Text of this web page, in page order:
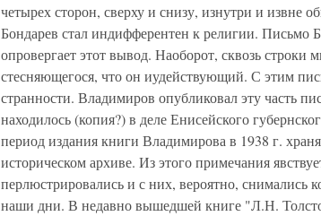
четырех сторон, сверху и снизу, изнутри и извне
Бондарев стал индифферентен к религии. Письмо
опровергает этот вывод. Наоборот, сквозь
стесняющегося, что он иудействующий. С этим
странности. Владимиров опубликовал эту часть
находилось (копия?) в деле Енисейского
период издания книги Владимирова в 1938 г.
историческом архиве. Из этого примечания
перлюстрировались и с них, вероятно, снимались
наши дни. В недавно вышедшей книге "Л.Н.